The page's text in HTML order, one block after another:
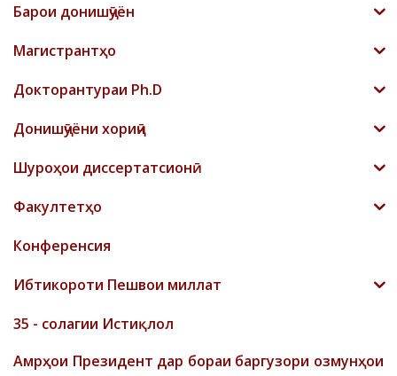
Барои донишҷӯён
Магистрантҳо
Докторантураи Ph.D
Донишҷӯёни хориҷӣ
Шyроҳои диссертатсионӣ
Факултетҳо
Конференсия
Ибтикороти Пешвои миллат
35 - солагии Истиқлол
Амрҳои Президент дар бораи баргузори озмунҳои